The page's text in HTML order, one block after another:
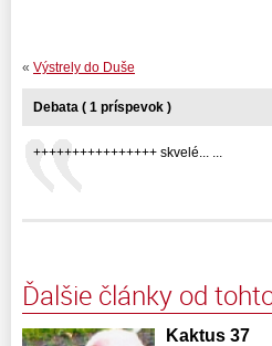
« Výstrely do Duše
Debata ( 1 príspevok )
++++++++++++++++ skvelé... ...
Ďalšie články od
Kaktus 37